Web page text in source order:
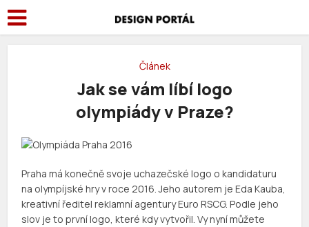
Článek
Jak se vám líbí logo
olympiády v Praze?
Praha má konečně svoje uchazečské logo o kandidaturu
na olympíjské hry v roce 2016. Jeho autorem je Eda Kauba,
kreativní ředitel reklamní agentury Euro RSCG. Podle jeho
slov je to první logo, které kdy vytvořil. Vy nyní můžete